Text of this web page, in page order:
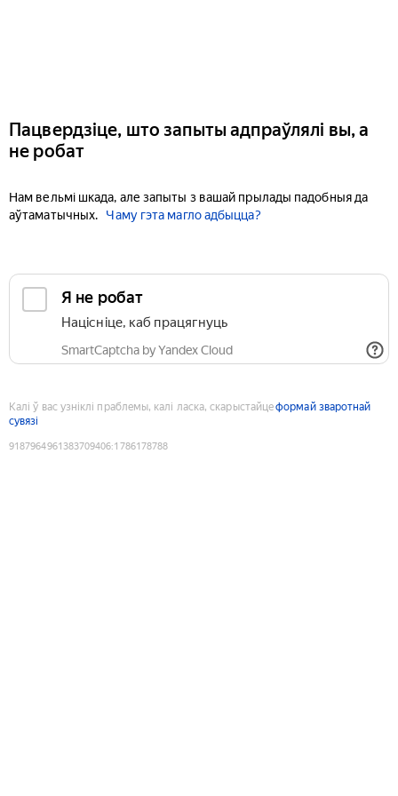
Пацвердзіце, што запыты адпраўлялі вы, а
не робат
Нам вельмі шкада, але запыты з вашай прылады падобныя да
аўтаматычных.
Чаму гэта магло адбыцца?
Я не робат
Націсніце, каб працягнуць
SmartCaptcha by Yandex Cloud
Калі ў вас узніклі праблемы, калі ласка, скарыстайцеформай зваротнай
сувязі
9187964961383709406:1786178788